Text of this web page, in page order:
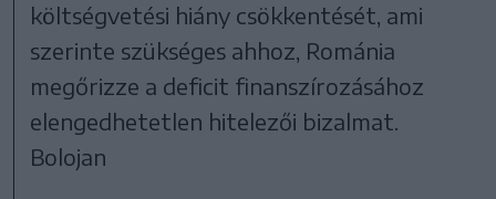
költségvetési hiány csökkentését, ami
szerinte szükséges ahhoz, Románia
megőrizze a deficit finanszírozásához
elengedhetetlen hitelezői bizalmat.
Bolojan